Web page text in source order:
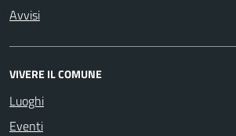
Avvisi
VIVERE IL COMUNE
Luoghi
Eventi